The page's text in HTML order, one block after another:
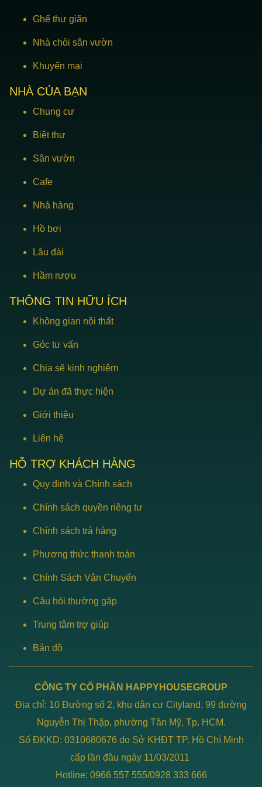
Ghế thư giãn
Nhà chòi sân vườn
Khuyến mại
NHÀ CỦA BẠN
Chung cư
Biệt thự
Sân vườn
Cafe
Nhà hàng
Hồ bơi
Lâu đài
Hầm rượu
THÔNG TIN HỮU ÍCH
Không gian nội thất
Góc tư vấn
Chia sẽ kinh nghiệm
Dự án đã thực hiện
Giới thiệu
Liên hệ
HỖ TRỢ KHÁCH HÀNG
Quy định và Chính sách
Chính sách quyền riêng tư
Chính sách trả hàng
Phương thức thanh toán
Chính Sách Vận Chuyển
Câu hỏi thường gặp
Trung tâm trợ giúp
Bản đồ
CÔNG TY CỔ PHẦN HAPPYHOUSEGROUP
Địa chỉ: 10 Đường số 2, khu dân cư Cityland, 99 đường
Nguyễn Thị Thập, phường Tân Mỹ, Tp. HCM.
Số ĐKKD: 0310680676 do Sở KHĐT TP. Hồ Chí Minh
cấp lần đầu ngày 11/03/2011
Hotline: 0966 557 555/0928 333 666